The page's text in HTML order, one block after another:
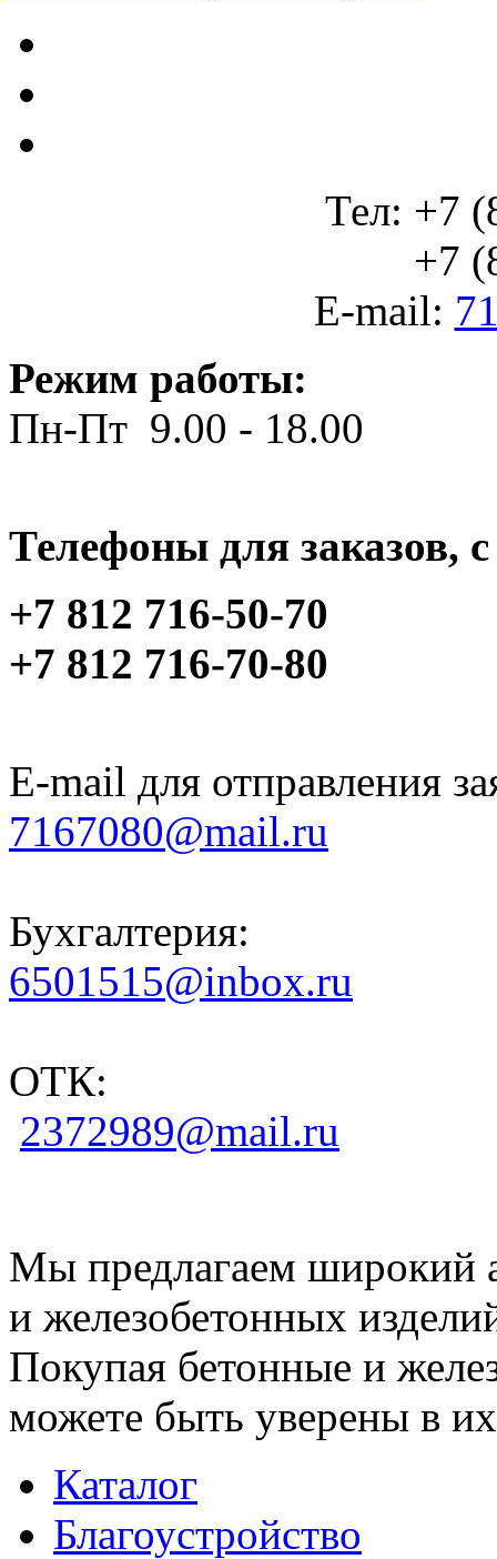
Тел: +7
+7
E-mail:
Режим работы:
Пн-Пт 9.00 - 18.00
Телефоны для заказов,
+7 812 716-50-70
+7 812 716-70-80
E-mail для отправления
7167080@mail.ru
Бухгалтерия:
6501515@inbox.ru
ОТК:
2372989@mail.ru
Мы предлагаем широкий
и железобетонных
Покупая бетонные и
можете быть уверены в их
Каталог
Благоустройство